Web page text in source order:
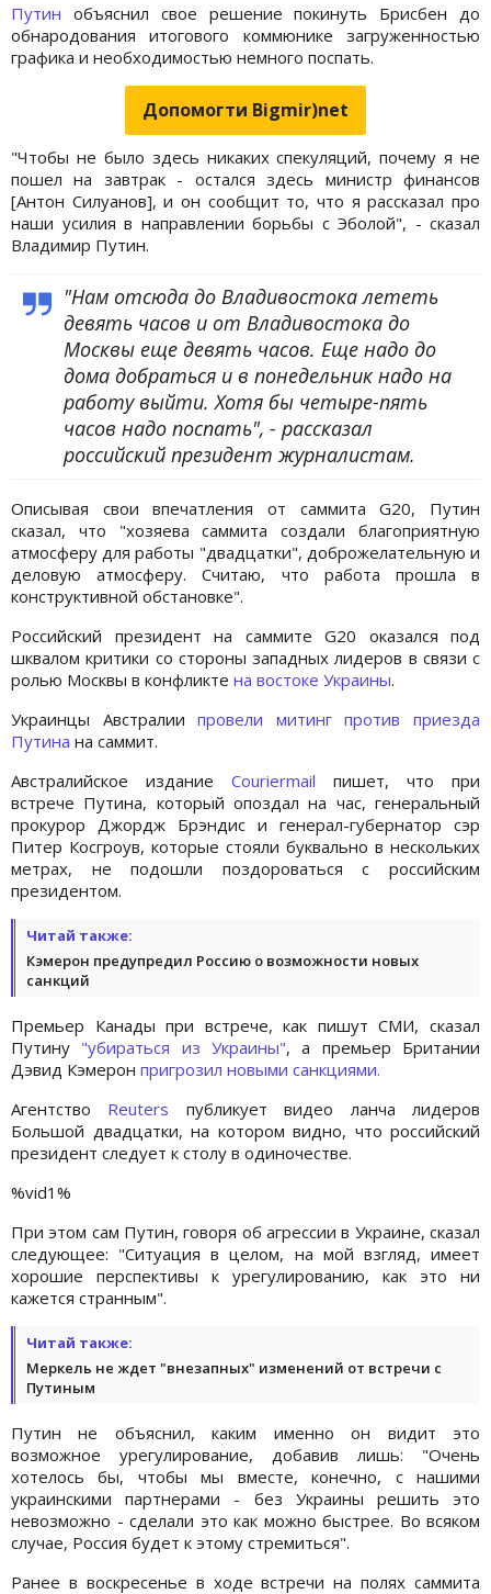
Путин объяснил свое решение покинуть Брисбен до
обнародования итогового коммюнике загруженностью
графика и необходимостью немного поспать.
Допомогти Bigmir)net
"Чтобы не было здесь никаких спекуляций, почему я не
пошел на завтрак - остался здесь министр финансов
[Антон Силуанов], и он сообщит то, что я рассказал про
наши усилия в направлении борьбы с Эболой", - сказал
Владимир Путин.
"Нам отсюда до Владивостока лететь
девять часов и от Владивостока до
Москвы еще девять часов. Еще надо до
дома добраться и в понедельник надо на
работу выйти. Хотя бы четыре-пять
часов надо поспать", - рассказал
российский президент журналистам.
Описывая свои впечатления от саммита G20, Путин
сказал, что "хозяева саммита создали благоприятную
атмосферу для работы "двадцатки", доброжелательную и
деловую атмосферу. Считаю, что работа прошла в
конструктивной обстановке".
Российский президент на саммите G20 оказался под
шквалом критики со стороны западных лидеров в связи с
ролью Москвы в конфликте на востоке Украины.
Украинцы Австралиипровели митинг против приезда
Путина на саммит.
Австралийское издание Сouriermail пишет, что при
встрече Путина, который опоздал на час, генеральный
прокурор Джордж Брэндис и генерал-губернатор сэр
Питер Косгроув, которые стояли буквально в нескольких
метрах, не подошли поздороваться с российским
президентом.
Читай также:
Кэмерон предупредил Россию о возможности новых
санкций
Премьер Канады при встрече, как пишут СМИ, сказал
Путину "убираться из Украины", а премьер Британии
Дэвид Кэмерон пригрозил новыми санкциями.
Агентство Reuters публикует видео ланча лидеров
Большой двадцатки, на котором видно, что российский
президент следует к столу в одиночестве.
%vid1%
При этом сам Путин, говоря об агрессии в Украине, сказал
следующее: "Ситуация в целом, на мой взгляд, имеет
хорошие перспективы к урегулированию, как это ни
кажется странным".
Читай также:
Меркель не ждет "внезапных" изменений от встречи с
Путиным
Путин не объяснил, каким именно он видит это
возможное урегулирование, добавив лишь: "Очень
хотелось бы, чтобы мы вместе, конечно, с нашими
украинскими партнерами - без Украины решить это
невозможно - сделали это как можно быстрее. Во всяком
случае, Россия будет к этому стремиться".
Ранее в воскресенье в ходе встречи на полях саммита